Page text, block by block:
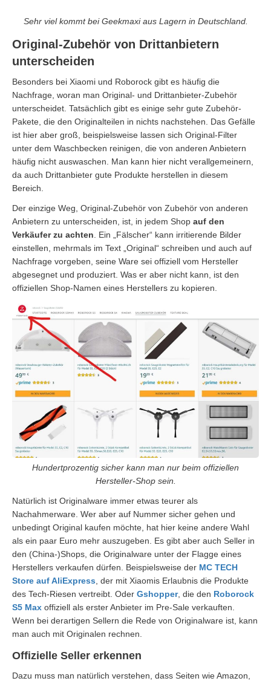
Sehr viel kommt bei Geekmaxi aus Lagern in Deutschland.
Original-Zubehör von Drittanbietern
unterscheiden
Besonders bei Xiaomi und Roborock gibt es häufig die
Nachfrage, woran man Original- und Drittanbieter-Zubehör
unterscheidet. Tatsächlich gibt es einige sehr gute Zubehör-
Pakete, die den Originalteilen in nichts nachstehen. Das Gefälle
ist hier aber groß, beispielsweise lassen sich Original-Filter
unter dem Waschbecken reinigen, die von anderen Anbietern
häufig nicht auswaschen. Man kann hier nicht verallgemeinern,
da auch Drittanbieter gute Produkte herstellen in diesem
Bereich.
Der einzige Weg, Original-Zubehör von Zubehör von anderen
Anbietern zu unterscheiden, ist, in jedem Shop auf den
Verkäufer zu achten . Ein „Fälscher“ kann irritierende Bilder
einstellen, mehrmals im Text „Original“ schreiben und auch auf
Nachfrage vorgeben, seine Ware sei offiziell vom Hersteller
abgesegnet und produziert. Was er aber nicht kann, ist den
offiziellen Shop-Namen eines Herstellers zu kopieren.
Hundertprozentig sicher kann man nur beim offiziellen
Hersteller-Shop sein.
Natürlich ist Originalware immer etwas teurer als
Nachahmerware. Wer aber auf Nummer sicher gehen und
unbedingt Original kaufen möchte, hat hier keine andere Wahl
als ein paar Euro mehr auszugeben. Es gibt aber auch Seller in
den (China-)Shops, die Originalware unter der Flagge eines
Herstellers verkaufen dürfen. Beispielsweise der MC TECH
Store auf AliExpress , der mit Xiaomis Erlaubnis die Produkte
des Tech-Riesen vertreibt. Oder Gshopper, die den Roborock
S5 Max offiziell als erster Anbieter im Pre-Sale verkauften.
Wenn bei derartigen Sellern die Rede von Originalware ist, kann
man auch mit Originalen rechnen.
Offizielle Seller erkennen
Dazu muss man natürlich verstehen, dass Seiten wie Amazon,